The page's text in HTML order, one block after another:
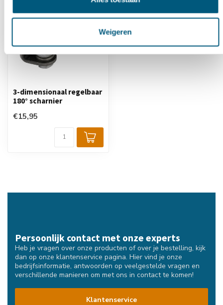
Weigeren
3-dimensionaal regelbaar
180° scharnier
€15,95
Persoonlijk contact met onze experts
Heb je vragen over onze producten of over je bestelling, kijk
dan op onze klantenservice pagina. Hier vind je onze
bedrijfsinformatie, antwoorden op veelgestelde vragen en
verschillende manieren om met ons in contact te komen!
Klantenservice